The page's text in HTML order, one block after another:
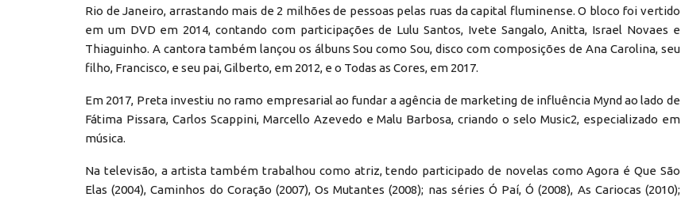
Rio de Janeiro, arrastando mais de 2 milhões de pessoas pelas ruas da capital fluminense. O bloco foi vertido
em um DVD em 2014, contando com participações de Lulu Santos, Ivete Sangalo, Anitta, Israel Novaes e
Thiaguinho. A cantora também lançou os álbuns Sou como Sou, disco com composições de Ana Carolina, seu
filho, Francisco, e seu pai, Gilberto, em 2012, e o Todas as Cores, em 2017.
Em 2017, Preta investiu no ramo empresarial ao fundar a agência de marketing de influência Mynd ao lado de
Fátima Pissara, Carlos Scappini, Marcello Azevedo e Malu Barbosa, criando o selo Music2, especializado em
música.
Na televisão, a artista também trabalhou como atriz, tendo participado de novelas como Agora é Que São
Elas (2004), Caminhos do Coração (2007), Os Mutantes (2008); nas séries Ó Paí, Ó (2008), As Cariocas (2010);